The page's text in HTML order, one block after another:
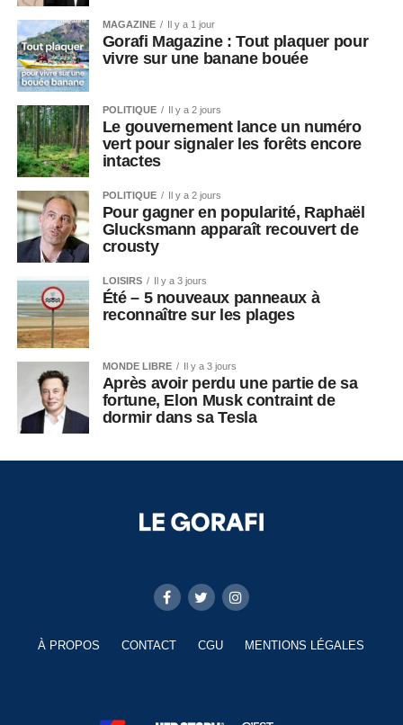
MAGAZINE Il y a 1 jour
Gorafi Magazine : Tout plaquer pour
vivre sur une banane bouée
POLITIQUE Il y a 2 jours
Le gouvernement lance un numéro
vert pour signaler les forêts encore
intactes
POLITIQUE Il y a 2 jours
Pour gagner en popularité, Raphaël
Glucksmann apparaît recouvert de
crousty
LOISIRS Il y a 3 jours
Été – 5 nouveaux panneaux à
reconnaître sur les plages
MONDE LIBRE Il y a 3 jours
Après avoir perdu une partie de sa
fortune, Elon Musk contraint de
dormir dans sa Tesla
À PROPOS CONTACT CGU MENTIONS LÉGALES